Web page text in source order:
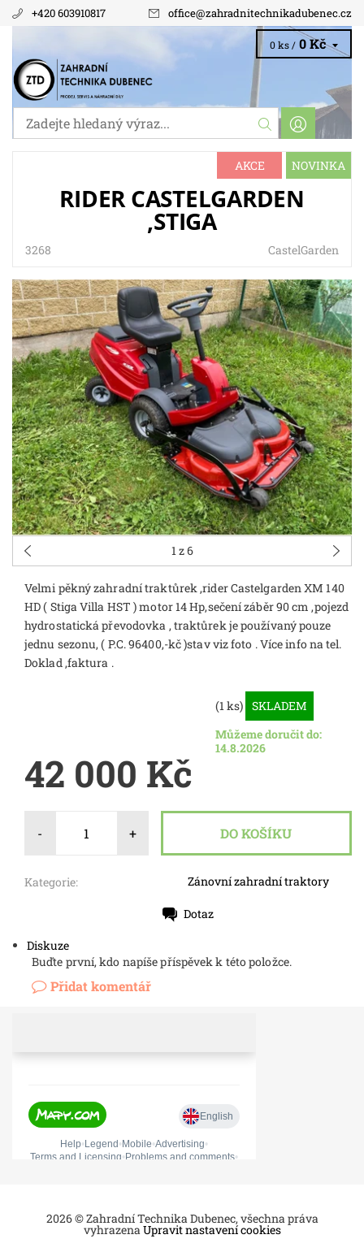
+420 603910817 office@zahradnitechnikadubenec.cz
0 ks / 0 Kč
AKCE NOVINKA
RIDER CASTELGARDEN
,STIGA
3268 CastelGarden
1 z 6
Velmi pěkný zahradní traktůrek ,rider Castelgarden XM 140
HD ( Stiga Villa HST ) motor 14 Hp,sečení záběr 90 cm ,pojezd
hydrostatická převodovka , traktůrek je používaný pouze
jednu sezonu, ( P.C. 96400,-kč )stav viz foto . Více info na tel.
Doklad ,faktura .
(1 ks) SKLADEM
Můžeme doručit do:
14.8.2026
42 000 Kč
- +
Kategorie: Zánovní zahradní traktory
Dotaz
Diskuze
Buďte první, kdo napíše příspěvek k této položce.
Přidat komentář
2026 © Zahradní Technika Dubenec, všechna práva
vyhrazenaUpravit nastavení cookies